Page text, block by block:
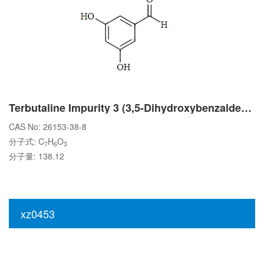
Terbutaline Impurity 3 (3,5-Dihydroxybenzaldehyde)
CAS No: 26153-38-8
分子式: C7H6O3
分子量: 138.12
xz0453